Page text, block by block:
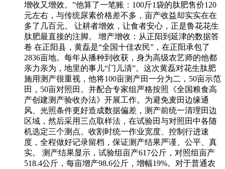
增收又增效。”他算了一笔账：100斤1袋的肽肥售价120
元左右，与传统尿素价格差不多，亩产收益却实实在在
多了几百元。 让耕者增效，让食者安心，正是鲁花花生
肽肥最直接的注脚。 增产增收：从正阳到延津的数据答
卷 在正阳县，黄磊是“全国十佳农民”，在正阳承包了
2836亩地。每年从播种到收获，身为高级农艺师的他都
亲力亲为，地里的事儿“门儿清”。这次黄磊对花生肽肥
施用测产很重视，他将100亩测产田一分为二，50亩示范
田，50亩对照田。并配合专家组严格按照《全国粮食高
产创建测产验收办法》开展工作。为避免麦田边缘通
风、光照条件更好造成数据偏差，测产前统一清理田边
区域，然后采用三点取样法，在试验田与对照田中各随
机选定三个测点。收割时统一作业宽度、控制行进速
度，全程做好记录留档，保证测产结果严谨、公平、真
实。 测产结果显示，试验组亩产617公斤，对照组亩产
518.4公斤，每亩增产98.6公斤，增幅19%。对于普通农